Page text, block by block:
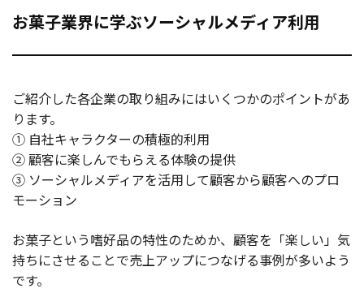
お菓子業界に学ぶソーシャルメディア利用
ご紹介した各企業の取り組みにはいくつかのポイントがあ
ります。
① 自社キャラクターの積極的利用
② 顧客に楽しんでもらえる体験の提供
③ ソーシャルメディアを活用して顧客から顧客へのプロ
モーション
お菓子という嗜好品の特性のためか、顧客を「楽しい」気
持ちにさせることで売上アップにつなげる事例が多いよう
です。